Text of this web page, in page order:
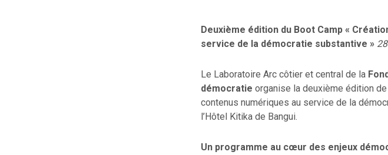
Deuxième édition du Boot Camp «
service de la démocratie substantive »
Le Laboratoire Arc côtier et central de la
démocratie organise la deuxième édition
contenus numériques au service de la
l’Hôtel Kitika de Bangui.
Un programme au cœur des enjeux